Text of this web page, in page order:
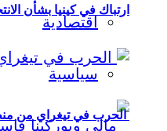
اقتصادية
سياسية
ارتباك في كينيا بشأن الانتخابات
الحرب في تيغراي من